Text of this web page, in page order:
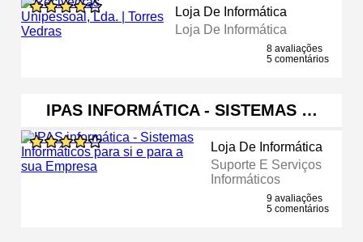
Loja De Informática
Loja De Informática
8 avaliações
5 comentários
IPAS INFORMÁTICA - SISTEMAS …
Loja De Informática
Suporte E Serviços
Informáticos
9 avaliações
5 comentários